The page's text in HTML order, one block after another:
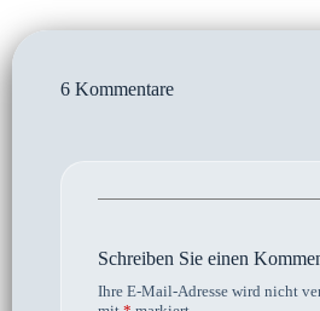
6 Kommentare
Schreiben Sie einen
Ihre E-Mail-Adresse wird nicht